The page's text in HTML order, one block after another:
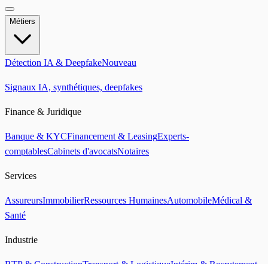
Métiers
Détection IA & DeepfakeNouveau
Signaux IA, synthétiques, deepfakes
Finance & Juridique
Banque & KYCFinancement & LeasingExperts-
comptablesCabinets d'avocatsNotaires
Services
AssureursImmobilierRessources HumainesAutomobileMédical &
Santé
Industrie